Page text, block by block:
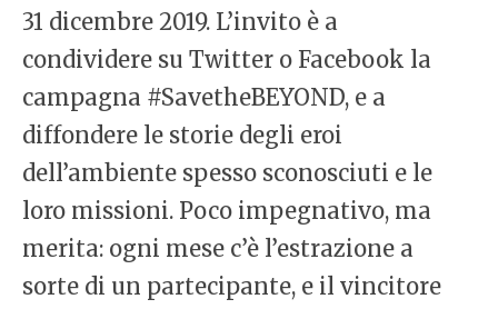
31 dicembre 2019. L’invito è a
condividere su Twitter o Facebook la
campagna #SavetheBEYOND, e a
diffondere le storie degli eroi
dell’ambiente spesso sconosciuti e le
loro missioni. Poco impegnativo, ma
merita: ogni mese c’è l’estrazione a
sorte di un partecipante, e il vincitore